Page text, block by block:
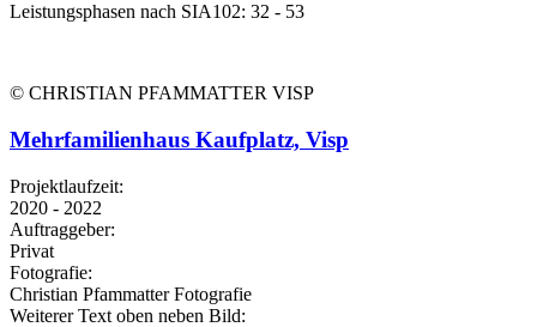
Leistungsphasen nach SIA102: 32 - 53
© CHRISTIAN PFAMMATTER VISP
Mehrfamilienhaus Kaufplatz, Visp
Projektlaufzeit:
2020 - 2022
Auftraggeber:
Privat
Fotografie:
Christian Pfammatter Fotografie
Weiterer Text oben neben Bild: